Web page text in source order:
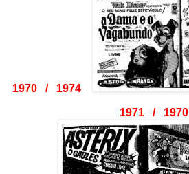
1970 / 1974
1971 / 1970